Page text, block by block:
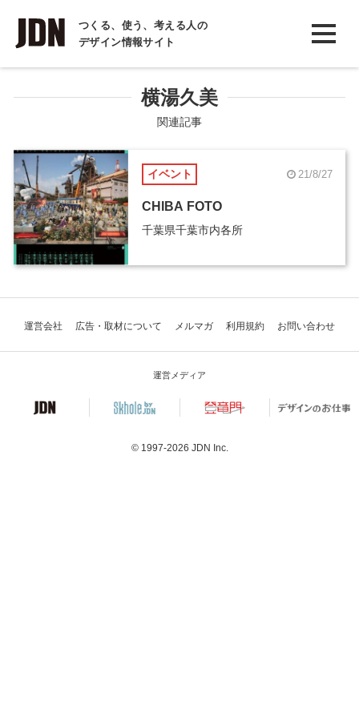
つくる、使う、考える人の
デザイン情報サイト
INTERVIEW
インタビュー
COLUMN
コラム
横湯久美
関連記事
イベント 21/8/27
CHIBA FOTO
千葉県千葉市内各所
運営会社 広告・取材について メルマガ 利用規約 お問い合わせ
運営メディア
© 1997-2026 JDN Inc.